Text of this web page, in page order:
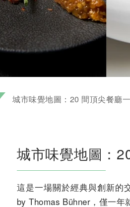
城市味覺地圖：20 間頂尖餐廳
城市味覺地圖：
這是一場關於經典與創新的
by Thomas Bühner，僅一